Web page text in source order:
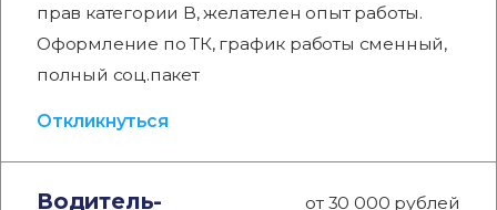
прав категории В, желателен опыт работы.
Оформление по ТК, график работы сменный,
полный соц.пакет
Откликнуться
Водитель-
от 30 000 рублей